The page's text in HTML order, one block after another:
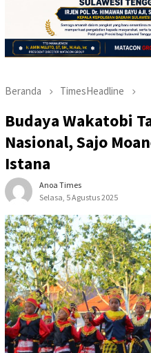
Beranda TimesHeadline
Budaya Wakatobi
Nasional, Sajo
Istana
Anoa Times
Selasa, 5 Agustus 2025